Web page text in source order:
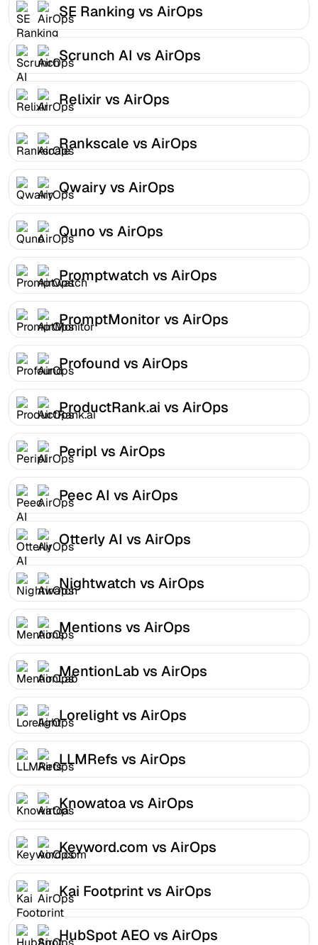
SE Ranking vs AirOps
Scrunch AI vs AirOps
Relixir vs AirOps
Rankscale vs AirOps
Qwairy vs AirOps
Quno vs AirOps
Promptwatch vs AirOps
PromptMonitor vs AirOps
Profound vs AirOps
ProductRank.ai vs AirOps
Peripl vs AirOps
Peec AI vs AirOps
Otterly AI vs AirOps
Nightwatch vs AirOps
Mentions vs AirOps
MentionLab vs AirOps
Lorelight vs AirOps
LLMRefs vs AirOps
Knowatoa vs AirOps
Keyword.com vs AirOps
Kai Footprint vs AirOps
HubSpot AEO vs AirOps